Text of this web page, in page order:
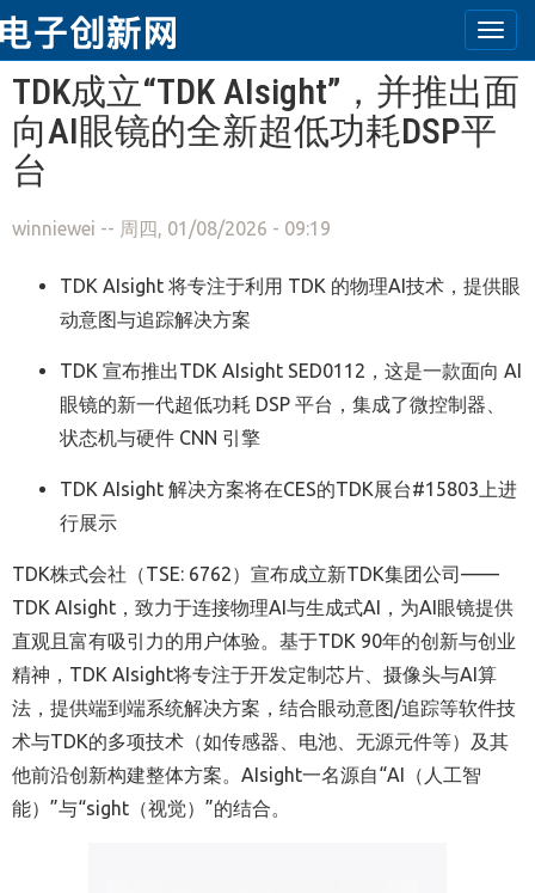
跳转到主要内容
TDK成立“TDK AIsight”，并推出面
向AI眼镜的全新超低功耗DSP平
台
winniewei -- 周四, 01/08/2026 - 09:19
TDK AIsight 将专注于利用 TDK 的物理AI技术，提供眼
动意图与追踪解决方案
TDK 宣布推出TDK AIsight SED0112，这是一款面向 AI
眼镜的新一代超低功耗 DSP 平台，集成了微控制器、
状态机与硬件 CNN 引擎
TDK AIsight 解决方案将在CES的TDK展台#15803上进
行展示
TDK株式会社（TSE: 6762）宣布成立新TDK集团公司——
TDK AIsight，致力于连接物理AI与生成式AI，为AI眼镜提供
直观且富有吸引力的用户体验。基于TDK 90年的创新与创业
精神，TDK AIsight将专注于开发定制芯片、摄像头与AI算
法，提供端到端系统解决方案，结合眼动意图/追踪等软件技
术与TDK的多项技术（如传感器、电池、无源元件等）及其
他前沿创新构建整体方案。AIsight一名源自“AI（人工智
能）”与“sight（视觉）”的结合。